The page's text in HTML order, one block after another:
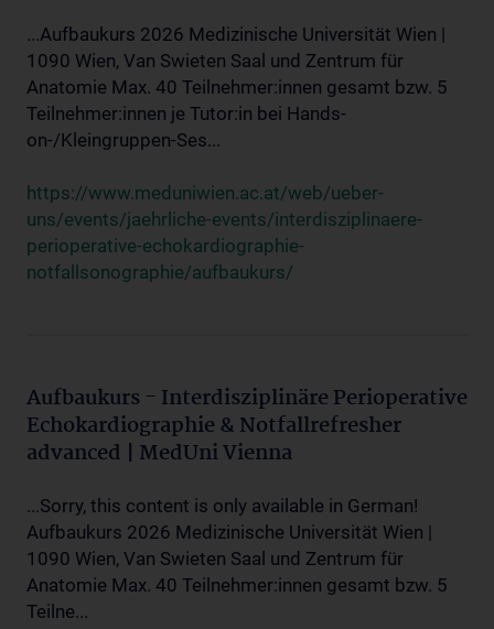
...Aufbaukurs 2026 Medizinische Universität Wien |
1090 Wien, Van Swieten Saal und Zentrum für
Anatomie Max. 40 Teilnehmer:innen gesamt bzw. 5
Teilnehmer:innen je Tutor:in bei Hands-
on-/Kleingruppen-Ses...
https://www.meduniwien.ac.at/web/ueber-
uns/events/jaehrliche-events/interdisziplinaere-
perioperative-echokardiographie-
notfallsonographie/aufbaukurs/
Aufbaukurs - Interdisziplinäre Perioperative
Echokardiographie & Notfallrefresher
advanced | MedUni Vienna
...Sorry, this content is only available in German!
Aufbaukurs 2026 Medizinische Universität Wien |
1090 Wien, Van Swieten Saal und Zentrum für
Anatomie Max. 40 Teilnehmer:innen gesamt bzw. 5
Teilne...